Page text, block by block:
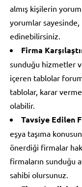
almış kişilerin
yorumlar
edinebilirsiniz.
Firma
sunduğu hizmetler
içeren tablolar
tablolar, karar
olabilir.
Tavsiye Edilen
eşya taşıma
önerdiği firmalar
firmaların sunduğu
sahibi olursunuz.